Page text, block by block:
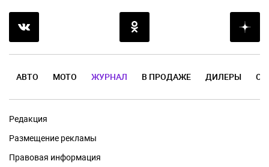
АВТО МОТО ЖУРНАЛ В ПРОДАЖЕ ДИЛЕРЫ
Редакция
Размещение рекламы
Правовая информация